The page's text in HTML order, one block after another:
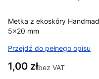
Metka z ekoskóry
5x20 mm
Przejdź do pełnego opisu
Cena
1,00 złbez VAT